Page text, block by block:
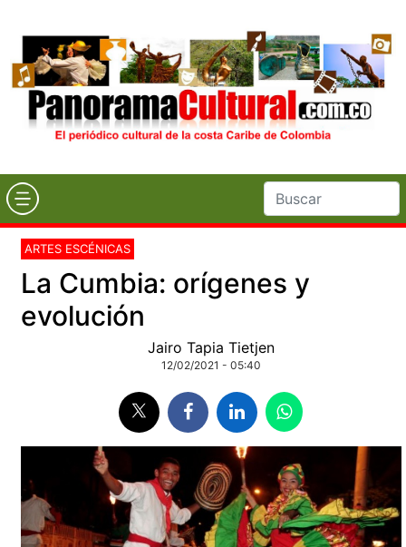
ARTES ESCÉNICAS
La Cumbia: orígenes y
evolución
Jairo Tapia Tietjen
12/02/2021 - 05:40